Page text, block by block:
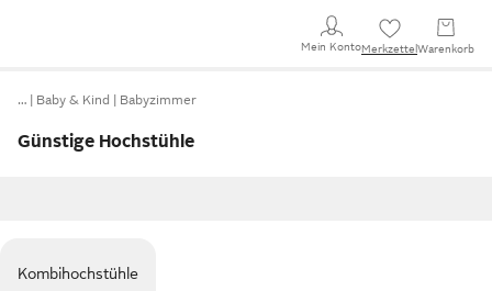
Mein KontoMerkzettel Warenkorb
… Baby & Kind Babyzimmer
Günstige Hochstühle
Kombihochstühle